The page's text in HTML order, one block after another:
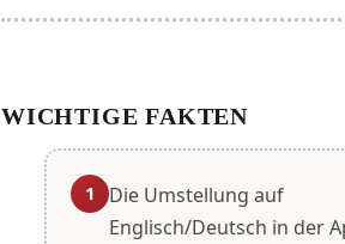
WICHTIGE FAKTEN
1
Die Umstellung auf
Englisch/Deutsch in der